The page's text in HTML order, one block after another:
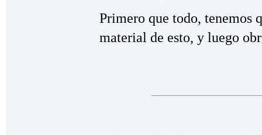
Primero que todo, tenemos
material de esto, y luego